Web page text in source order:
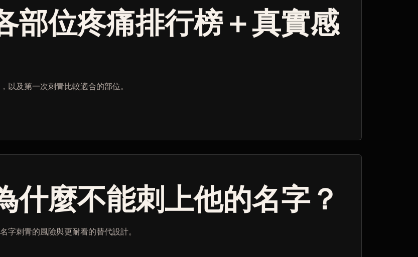
部位疼痛排行榜＋真實感
以及第一次刺青比較適合的部位。
什麼不能刺上他的名字？
字刺青的風險與更耐看的替代設計。